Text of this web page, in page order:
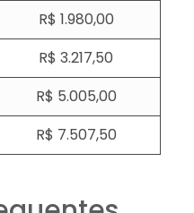
R$ 1.980,00
R$ 3.217,50
R$ 5.005,00
R$ 7.507,5​0